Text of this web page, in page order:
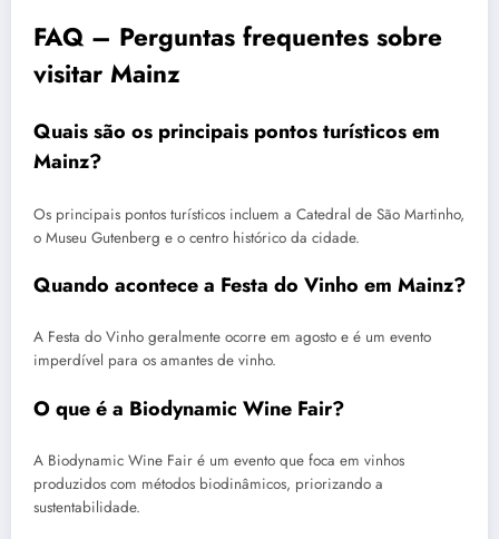
FAQ – Perguntas frequentes sobre
visitar Mainz
Quais são os principais pontos turísticos em
Mainz?
Os principais pontos turísticos incluem a Catedral de São Martinho,
o Museu Gutenberg e o centro histórico da cidade.
Quando acontece a Festa do Vinho em Mainz?
A Festa do Vinho geralmente ocorre em agosto e é um evento
imperdível para os amantes de vinho.
O que é a Biodynamic Wine Fair?
A Biodynamic Wine Fair é um evento que foca em vinhos
produzidos com métodos biodinâmicos, priorizando a
sustentabilidade.